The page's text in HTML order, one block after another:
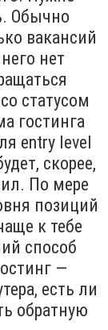
Обычно
вакансий
нет
статусом
гостинга
entry level
скорее,
По мере
позиций
к тебе
способ
—
есть ли
обратную